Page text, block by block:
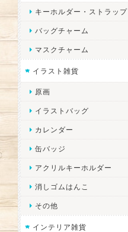
キーホルダー・ストラップ
バッグチャーム
マスクチャーム
イラスト雑貨
原画
イラストバッグ
カレンダー
缶バッジ
アクリルキーホルダー
消しゴムはんこ
その他
インテリア雑貨